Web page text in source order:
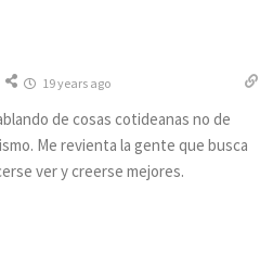
19 years ago
de cosas cotideanas no de
Me revienta la gente que busca
ver y creerse mejores.